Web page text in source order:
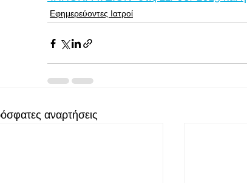
Εφημερεύοντες Ιατροί
αναρτήσεις